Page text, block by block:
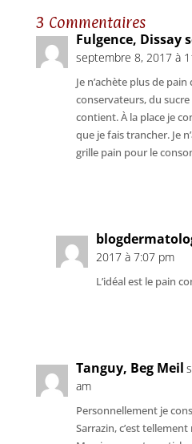
3 Commentaires
Fulgence, Dissay
septembre 8, 2017 à
Je n’achète plus de
conservateurs, du
contient. À la place je
que je fais trancher. Je
grille pain pour le
2017 à 7:07 pm
L’idéal est le pain
Tanguy, Beg Meil
am
Personnellement je
Sarrazin, c’est